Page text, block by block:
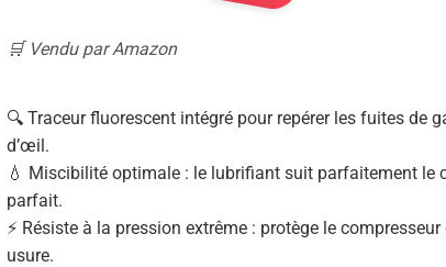
🛒 Vendu par Amazon
🔍 Traceur fluorescent intégré pour repérer les fuites de
d’œil.
💧 Miscibilité optimale : le lubrifiant suit parfaitement le
parfait.
⚡ Résiste à la pression extrême : protège le
usure.